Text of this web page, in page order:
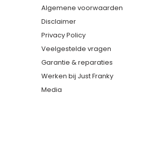
Algemene voorwaarden
Disclaimer
Privacy Policy
Veelgestelde vragen
Garantie & reparaties
Werken bij Just Franky
Media